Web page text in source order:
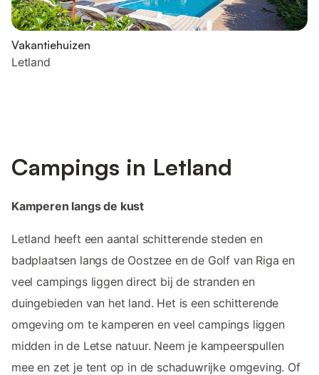
Vakantiehuizen
Letland
Campings in Letland
Kamperen langs de kust
Letland heeft een aantal schitterende steden en
badplaatsen langs de Oostzee en de Golf van Riga en
veel campings liggen direct bij de stranden en
duingebieden van het land. Het is een schitterende
omgeving om te kamperen en veel campings liggen
midden in de Letse natuur. Neem je kampeerspullen
mee en zet je tent op in de schaduwrijke omgeving. Of